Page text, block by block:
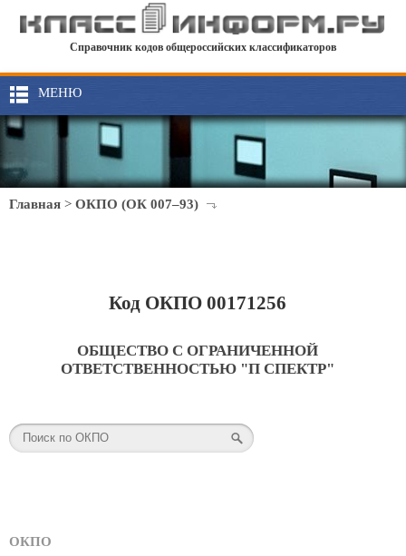
Справочник кодов общероссийских классификаторов
МЕНЮ
Главная > ОКПО (ОК 007–93)
Код ОКПО 00171256
ОБЩЕСТВО С ОГРАНИЧЕННОЙ
ОТВЕТСТВЕННОСТЬЮ "П СПЕКТР"
ОКПО